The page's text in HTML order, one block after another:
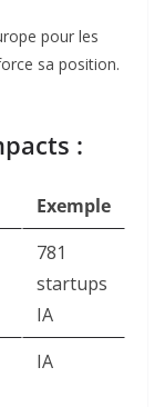
pour les
sa position.
:
Exemple
781
startups
IA
IA